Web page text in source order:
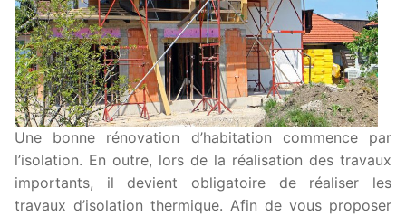
Une bonne rénovation d’habitation commence par
l’isolation. En outre, lors de la réalisation des travaux
importants, il devient obligatoire de réaliser les
travaux d’isolation thermique. Afin de vous proposer